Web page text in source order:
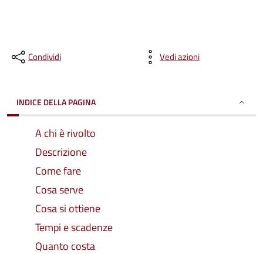
Condividi Vedi azioni
INDICE DELLA PAGINA
A chi è rivolto
Descrizione
Come fare
Cosa serve
Cosa si ottiene
Tempi e scadenze
Quanto costa